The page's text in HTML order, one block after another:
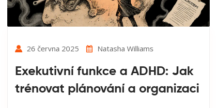
26 června 2025 Natasha Williams
Exekutivní funkce a ADHD: Jak
trénovat plánování a organizaci